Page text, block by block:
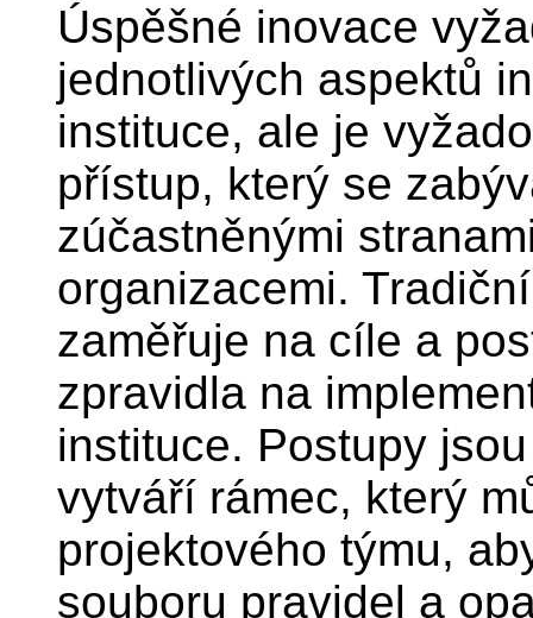
Úspěšné inovace
jednotlivých aspektů
instituce, ale je
přístup, který se
zúčastněnými
organizacemi.
zaměřuje na cíle a
zpravidla na
instituce. Postupy
vytváří rámec, který
projektového týmu,
souboru pravidel a